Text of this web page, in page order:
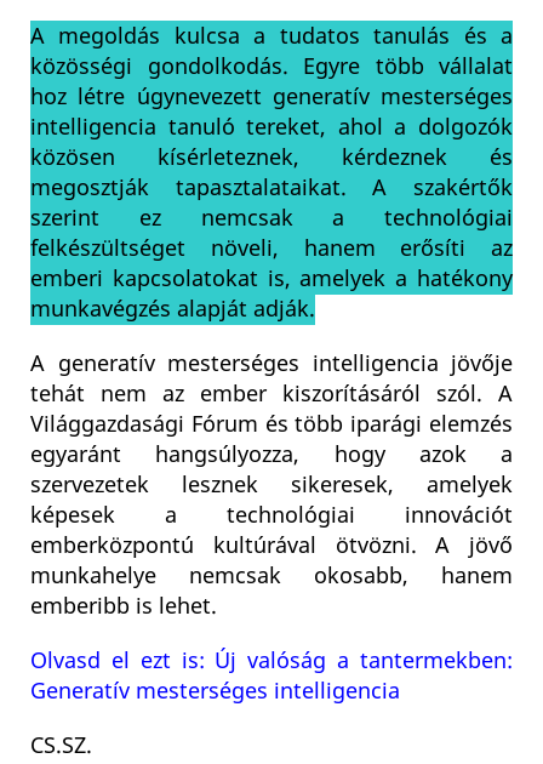
A megoldás kulcsa a tudatos tanulás és a
közösségi gondolkodás. Egyre több vállalat
hoz létre úgynevezett generatív mesterséges
intelligencia tanuló tereket, ahol a dolgozók
közösen kísérleteznek, kérdeznek és
megosztják tapasztalataikat. A szakértők
szerint ez nemcsak a technológiai
felkészültséget növeli, hanem erősíti az
emberi kapcsolatokat is, amelyek a hatékony
munkavégzés alapját adják.
A generatív mesterséges intelligencia jövője
tehát nem az ember kiszorításáról szól. A
Világgazdasági Fórum és több iparági elemzés
egyaránt hangsúlyozza, hogy azok a
szervezetek lesznek sikeresek, amelyek
képesek a technológiai innovációt
emberközpontú kultúrával ötvözni. A jövő
munkahelye nemcsak okosabb, hanem
emberibb is lehet.
Olvasd el ezt is: Új valóság a tantermekben:
Generatív mesterséges intelligencia
CS.SZ.